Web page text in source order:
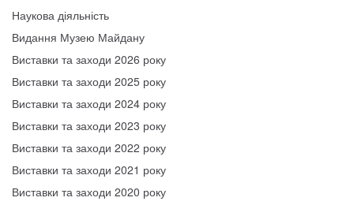
Наукова діяльність
Видання Музею Майдану
Виставки та заходи 2026 року
Виставки та заходи 2025 року
Виставки та заходи 2024 року
Виставки та заходи 2023 року
Виставки та заходи 2022 року
Виставки та заходи 2021 року
Виставки та заходи 2020 року